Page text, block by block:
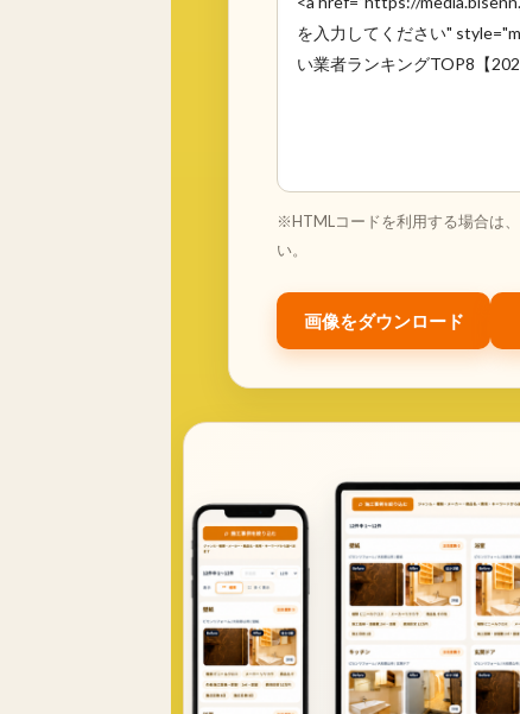
※HTMLコードを利用する場合は
い。
画像をダウンロード